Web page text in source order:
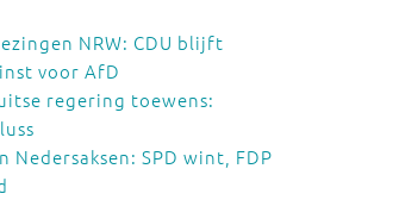
NRW: CDU blijft
voor AfD
regering toewens:
Nedersaksen: SPD wint, FDP